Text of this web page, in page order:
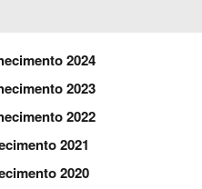
2024
2023
2022
2021
2020